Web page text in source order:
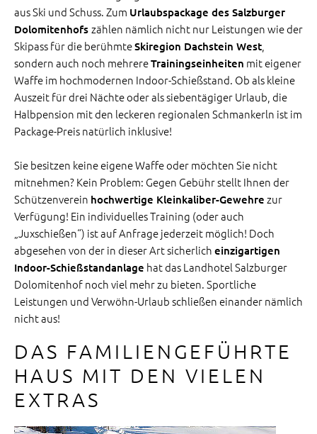
aus Ski und Schuss. Zum Urlaubspackage des Salzburger
Dolomitenhofs zählen nämlich nicht nur Leistungen wie der
Skipass für die berühmteSkiregion Dachstein West
sondern auch noch mehrereTrainingseinheiten mit eigener
Waffe im hochmodernen Indoor-Schießstand. Ob als kleine
Auszeit für drei Nächte oder als siebentägiger Urlaub, die
Halbpension mit den leckeren regionalen Schmankerln ist im
Package-Preis natürlich inklusive!
Sie besitzen keine eigene Waffe oder möchten Sie nicht
mitnehmen? Kein Problem: Gegen Gebühr stellt Ihnen der
Schützenverein hochwertige Kleinkaliber-Gewehre zur
Verfügung! Ein individuelles Training (oder auch
„Juxschießen“) ist auf Anfrage jederzeit möglich! Doch
abgesehen von der in dieser Art sicherlich einzigartigen
Indoor-Schießstandanlage hat das Landhotel Salzburger
Dolomitenhof noch viel mehr zu bieten. Sportliche
Leistungen und Verwöhn-Urlaub schließen einander nämlich
nicht aus!
DAS FAMILIENGEFÜHRTE
HAUS MIT DEN VIELEN
EXTRAS